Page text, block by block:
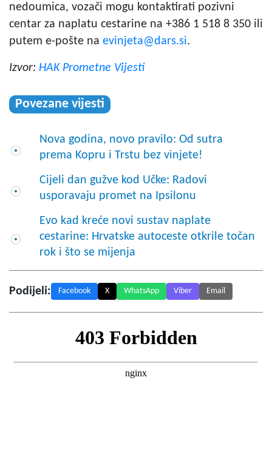
nedoumica, vozači mogu kontaktirati pozivni
centar za naplatu cestarine na +386 1 518 8 350 ili
putem e-pošte na evinjeta@dars.si.
Izvor: HAK Prometne Vijesti
Povezane vijesti
Nova godina, novo pravilo: Od sutra
prema Kopru i Trstu bez vinjete!
Cijeli dan gužve kod Učke: Radovi
usporavaju promet na Ipsilonu
Evo kad kreće novi sustav naplate
cestarine: Hrvatske autoceste otkrile točan
rok i što se mijenja
Podijeli: Facebook X WhatsApp Viber Email